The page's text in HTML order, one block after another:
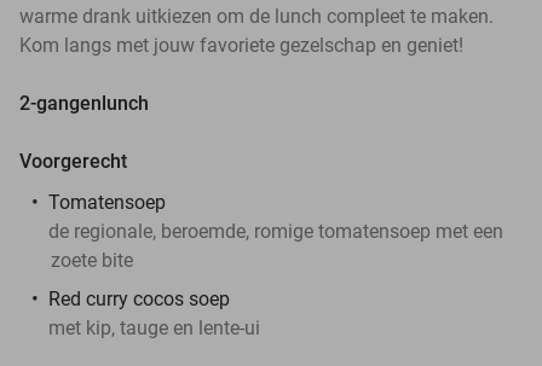
warme drank uitkiezen om de lunch compleet te maken.
Kom langs met jouw favoriete gezelschap en geniet!
2-gangenlunch
Voorgerecht
Tomatensoep
de regionale, beroemde, romige tomatensoep met een
zoete bite
Red curry cocos soep
met kip, tauge en lente-ui